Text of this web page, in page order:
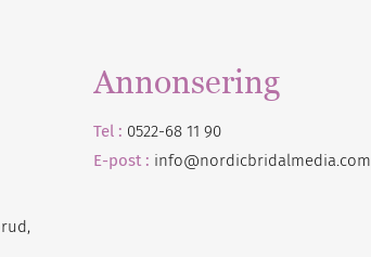
Annonsering
Tel : 0522-68 11 90
E-post : info@nordicbridalmedia.com